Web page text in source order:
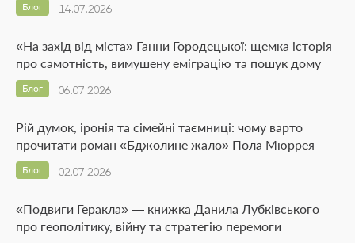
14.07.2026
Блог
«На захід від міста» Ганни Городецької: щемка історія
про самотність, вимушену еміграцію та пошук дому
06.07.2026
Блог
Рій думок, іронія та сімейні таємниці: чому варто
прочитати роман «Бджолине жало» Пола Мюррея
02.07.2026
Блог
«Подвиги Геракла» — книжка Данила Лубківського
про геополітику, війну та стратегію перемоги